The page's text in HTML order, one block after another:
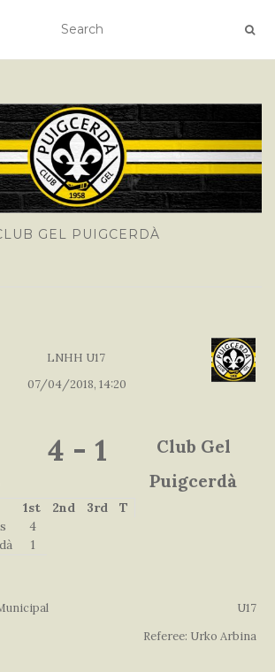
GEL PUIGCERDÀ
LNHH U17
07/04/2018, 14:20
4 - 1
Club Gel
Puigcerdà
1st 2nd 3rd
T
4
1
U17
Referee: Urko Arbina